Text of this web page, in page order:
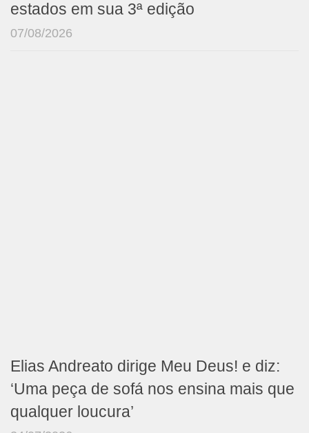
estados em sua 3ª edição
07/08/2026
Elias Andreato dirige Meu Deus! e diz:
‘Uma peça de sofá nos ensina mais que
qualquer loucura’